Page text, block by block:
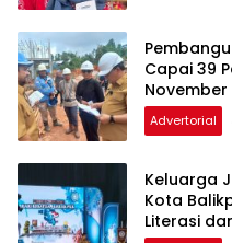
Capai 39
November
Advertorial
Keluarga
Kota
Literasi